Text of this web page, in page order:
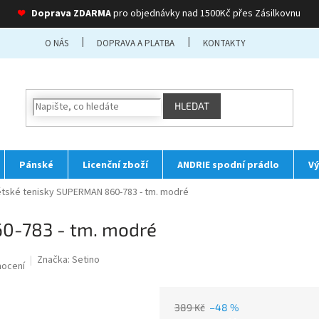
❤ Doprava ZDARMApro objednávky nad 1500Kč přes Zásilkovnu
O NÁS DOPRAVA A PLATBA KONTAKTY
HLEDAT
Pánské Licenční zboží ANDRIE spodní prádlo
tenisky SUPERMAN 860-783 - tm. modré
783 - tm. modré
Značka: Setino
389 Kč –48 %